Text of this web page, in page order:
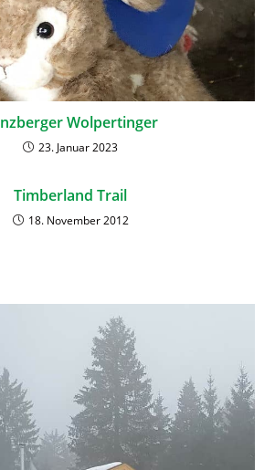
Wolpertinger
23. Januar 2023
Timberland Trail
18. November 2012